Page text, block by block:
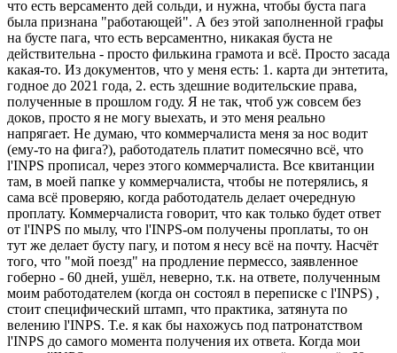
что есть версаменто дей сольди, и нужна, чтобы буста пага
была признана "работающей". А без этой заполненной графы
на бусте пага, что есть версаментно, никакая буста не
действительна - просто филькина грамота и всё. Просто засада
какая-то. Из документов, что у меня есть: 1. карта ди энтетита,
годное до 2021 года, 2. есть здешние водительские права,
полученные в прошлом году. Я не так, чтоб уж совсем без
доков, просто я не могу выехать, и это меня реально
напрягает. Не думаю, что коммерчалиста меня за нос водит
(ему-то на фига?), работодатель платит помесячно всё, что
l'INPS прописал, через этого коммерчалиста. Все квитанции
там, в моей папке у коммерчалиста, чтобы не потерялись, я
сама всё проверяю, когда работодатель делает очередную
проплату. Коммерчалиста говорит, что как только будет ответ
от l'INPS по мылу, что l'INPS-ом получены проплаты, то он
тут же делает бусту пагу, и потом я несу всё на почту. Насчёт
того, что "мой поезд" на продление пермессо, заявленное
гоберно - 60 дней, ушёл, неверно, т.к. на ответе, полученным
моим работодателем (когда он состоял в переписке с l'INPS) ,
стоит специфический штамп, что практика, затянута по
велению l'INPS. Т.е. я как бы нахожусь под патронатством
l'INPS до самого момента получения их ответа. Когда мои